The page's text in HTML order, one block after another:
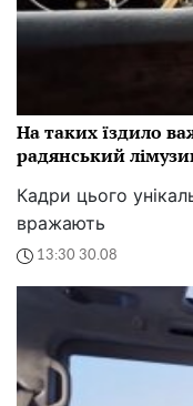
На таких їздило
радянський
Кадри цього
вражають
13:30 30.08